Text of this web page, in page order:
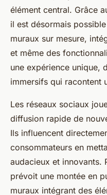
élément central. Grâce
il est désormais
muraux sur mesure,
et même des
une expérience unique,
immersifs qui racontent
Les réseaux sociaux
diffusion rapide de
Ils influencent
consommateurs en
audacieux et innovants.
prévoit une montée en
muraux intégrant des